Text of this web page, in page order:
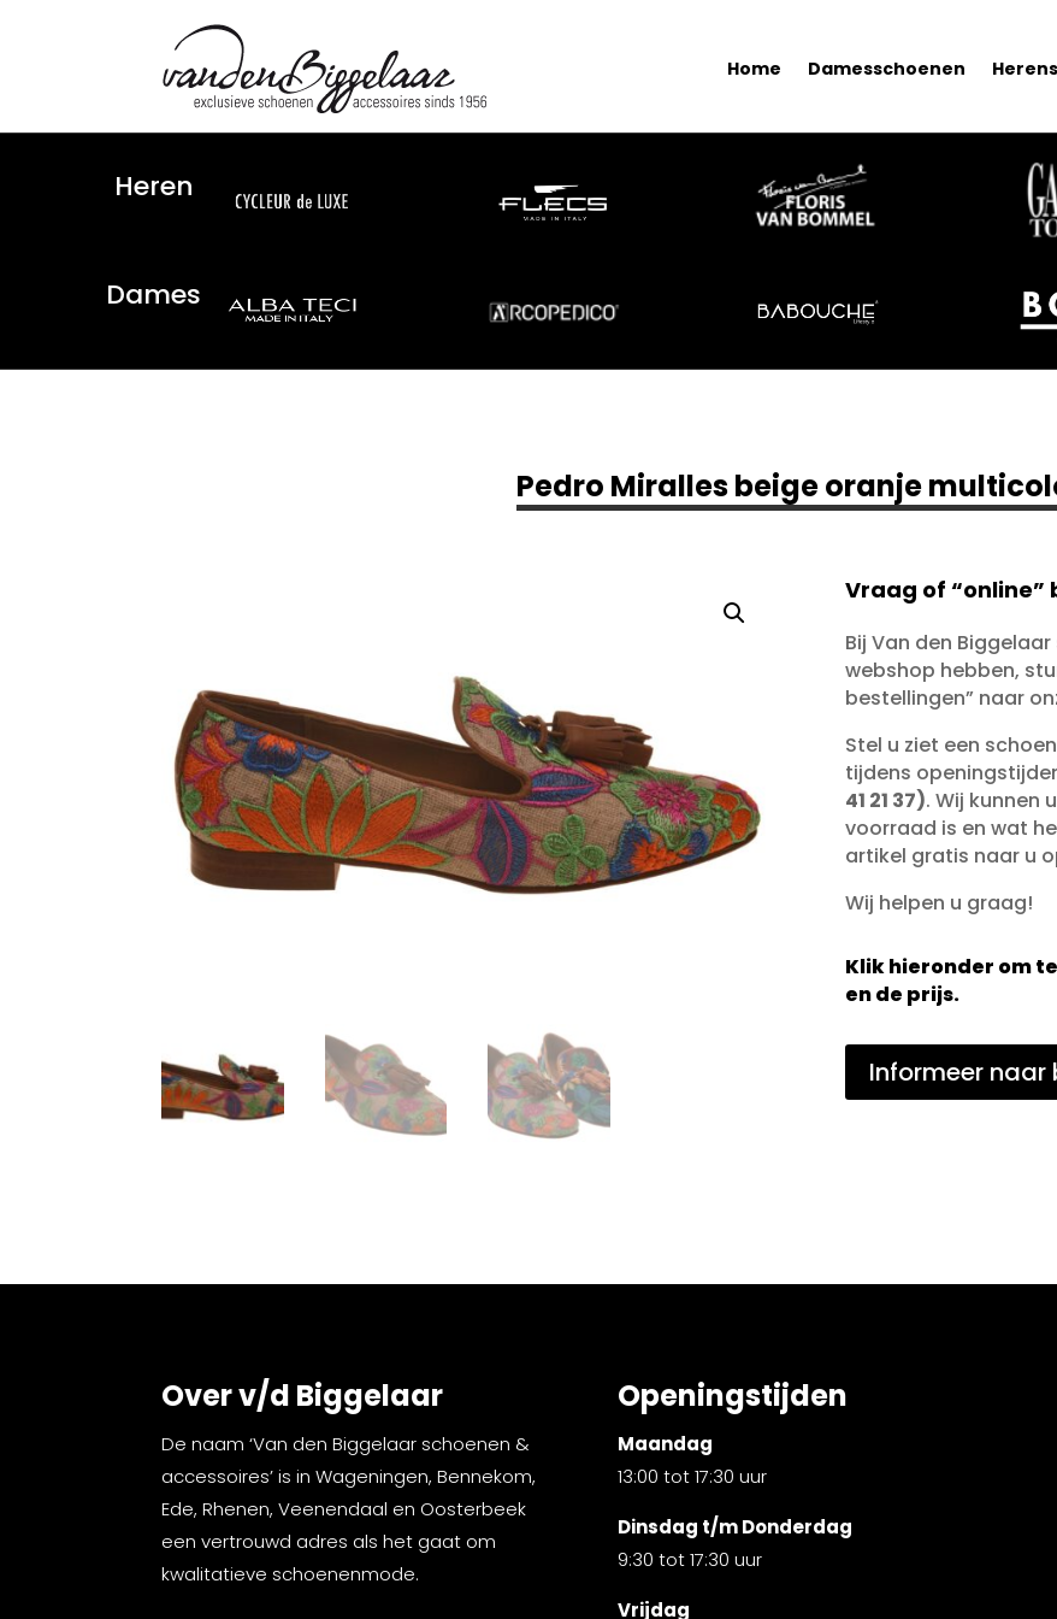
Home Damesschoenen
Heren
Dames
Pedro Miralles beige oranje
Vraag of “online”
Bij Van den
webshop hebben,
bestellingen” naar
Stel u ziet een
tijdens
41 21 37). Wij kunnen
voorraad is en wat
artikel gratis naar u
Wij helpen u graag!
Klik hieronder om
en de prijs.
Informeer naar
Over v/d Biggelaar
De naam ‘Van den Biggelaar schoenen &
accessoires’ is in Wageningen, Bennekom,
Ede, Rhenen, Veenendaal en Oosterbeek
een vertrouwd adres als het gaat om
kwalitatieve schoenenmode.
Openingstijden
Maandag
13:00 tot 17:30 uur
Dinsdag t/m Donderdag
9:30 tot 17:30 uur
Vrijdag